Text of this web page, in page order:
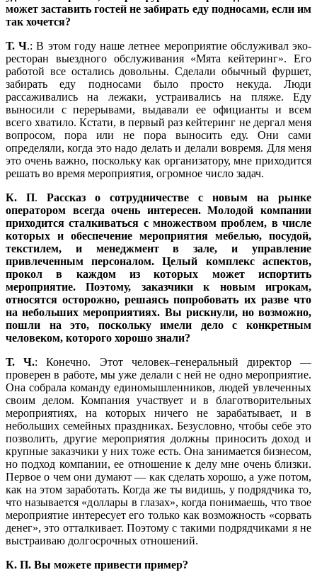
может заставить гостей не забирать еду подносами, если им
так хочется?
Т. Ч.: В этом году наше летнее мероприятие обслуживал эко-
ресторан выездного обслуживания «Мята кейтеринг». Его
работой все остались довольны. Сделали обычный фуршет,
забирать еду подносами было просто некуда. Люди
рассаживались на лежаки, устраивались на пляже. Еду
выносили с перерывами, выдавали ее официанты и всем
всего хватило. Кстати, в первый раз кейтеринг не дергал меня
вопросом, пора или не пора выносить еду. Они сами
определяли, когда это надо делать и делали вовремя. Для меня
это очень важно, поскольку как организатору, мне приходится
решать во время мероприятия, огромное число задач.
К. П. Рассказ о сотрудничестве с новым на рынке
оператором всегда очень интересен. Молодой компании
приходится сталкиваться с множеством проблем, в числе
которых и обеспечение мероприятия мебелью, посудой,
текстилем, и менеджмент в зале, и управление
привлеченным персоналом. Целый комплекс аспектов,
прокол в каждом из которых может испортить
мероприятие. Поэтому, заказчики к новым игрокам,
относятся осторожно, решаясь попробовать их разве что
на небольших мероприятиях. Вы рискнули, но возможно,
пошли на это, поскольку имели дело с конкретным
человеком, которого хорошо знали?
Т. Ч.: Конечно. Этот человек–генеральный директор —
проверен в работе, мы уже делали с ней не одно мероприятие.
Она собрала команду единомышленников, людей увлеченных
своим делом. Компания участвует и в благотворительных
мероприятиях, на которых ничего не зарабатывает, и в
небольших семейных праздниках. Безусловно, чтобы себе это
позволить, другие мероприятия должны приносить доход и
крупные заказчики у них тоже есть. Она занимается бизнесом,
но подход компании, ее отношение к делу мне очень близки.
Первое о чем они думают — как сделать хорошо, а уже потом,
как на этом заработать. Когда же ты видишь, у подрядчика то,
что называется «доллары в глазах», когда понимаешь, что твое
мероприятие интересует его только как возможность «сорвать
денег», это отталкивает. Поэтому с такими подрядчиками я не
выстраиваю долгосрочных отношений.
К. П. Вы можете привести пример?